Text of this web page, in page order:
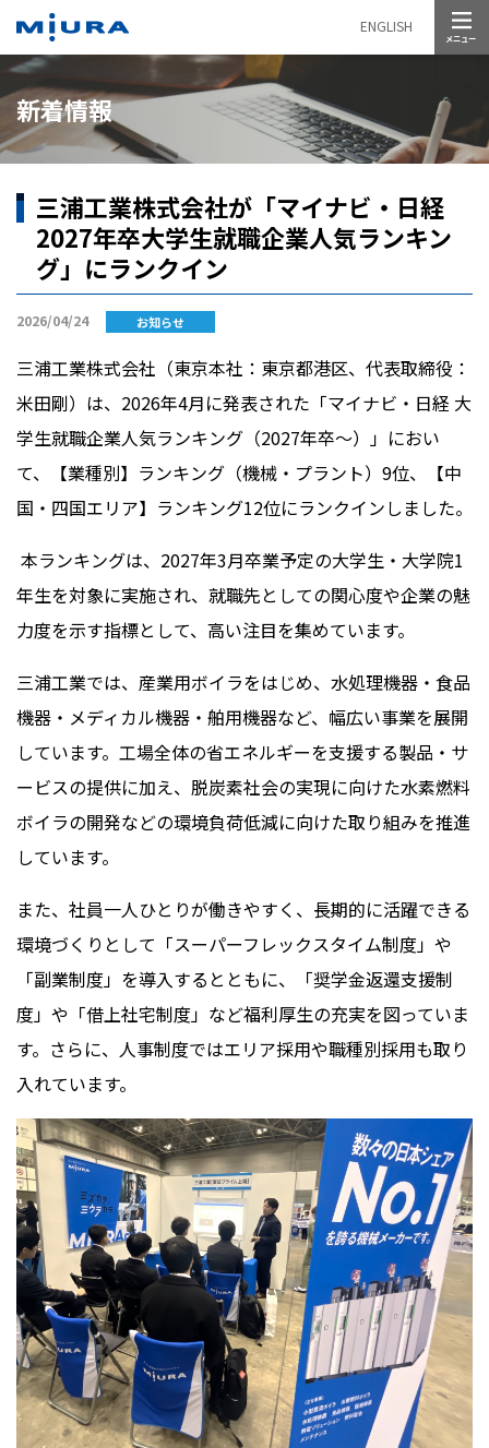
ENGLISH
新着情報
三浦工業株式会社が「マイナビ・⽇経
2027年卒⼤学⽣就職企業⼈気ランキン
グ」にランクイン
2026/04/24 お知らせ
三浦工業株式会社（東京本社：東京都港区、代表取締役：
米田剛）は、 2026年4月に発表された「マイナビ・日経 大
学生就職企業人気ランキング（2027年卒～）」におい
て、【業種別】ランキング（機械・プラント） 9位、【中
国・四国エリア】ランキング12位にランクインしました。
本ランキングは、 2027年3月卒業予定の大学生・大学院1
年生を対象に実施され、就職先としての関心度や企業の魅
力度を示す指標として、高い注目を集めています。
三浦工業では、産業用ボイラをはじめ、水処理機器・食品
機器・メディカル機器・舶用機器など、幅広い事業を展開
しています。工場全体の省エネルギーを支援する製品・サ
ービスの提供に加え、脱炭素社会の実現に向けた水素燃料
ボイラの開発などの環境負荷低減に向けた取り組みを推進
しています。
また、社員一人ひとりが働きやすく、長期的に活躍できる
環境づくりとして「スーパーフレックスタイム制度」や
「副業制度」を導入するとともに、「奨学金返還支援制
度」や「借上社宅制度」など福利厚生の充実を図っていま
す。さらに、人事制度ではエリア採用や職種別採用も取り
入れています。